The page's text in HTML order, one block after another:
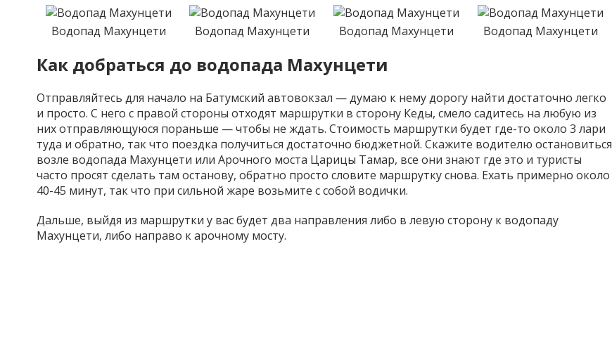
Водопад Махунцети Водопад Махунцети Водопад Махунцети Водопад Махунцети
Как добраться до водопада Махунцети
Отправляйтесь для начало на Батумский автовокзал — думаю к нему дорогу найти достаточно легко
и просто. С него с правой стороны отходят маршрутки в сторону Кеды, смело садитесь на любую из
них отправляющуюся пораньше — чтобы не ждать. Стоимость маршрутки будет где-то около 3 лари
туда и обратно, так что поездка получиться достаточно бюджетной. Скажите водителю остановиться
возле водопада Махунцети или Арочного моста Царицы Тамар, все они знают где это и туристы
часто просят сделать там останову, обратно просто словите маршрутку снова. Ехать примерно около
40-45 минут, так что при сильной жаре возьмите с собой водички.
Дальше, выйдя из маршрутки у вас будет два направления либо в левую сторону к водопаду
Махунцети, либо направо к арочному мосту.